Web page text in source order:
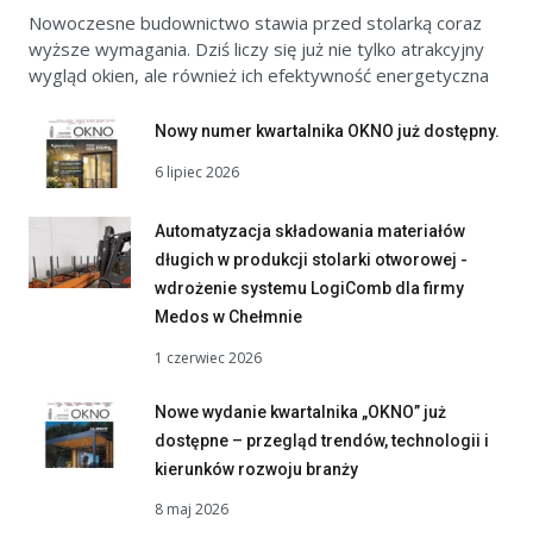
Nowoczesne budownictwo stawia przed stolarką coraz
wyższe wymagania. Dziś liczy się już nie tylko atrakcyjny
wygląd okien, ale również ich efektywność energetyczna
Nowy numer kwartalnika OKNO już dostępny.
6 lipiec 2026
Automatyzacja składowania materiałów
długich w produkcji stolarki otworowej -
wdrożenie systemu LogiComb dla firmy
Medos w Chełmnie
1 czerwiec 2026
Nowe wydanie kwartalnika „OKNO” już
dostępne – przegląd trendów, technologii i
kierunków rozwoju branży
8 maj 2026